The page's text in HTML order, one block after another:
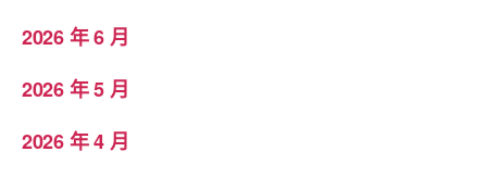
2026 年 6 月
2026 年 5 月
2026 年 4 月